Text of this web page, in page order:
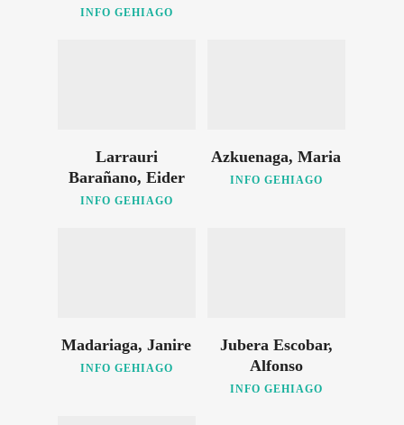
INFO GEHIAGO
Larrauri
Barañano, Eider
INFO GEHIAGO
Azkuenaga, Maria
INFO GEHIAGO
Madariaga, Janire
INFO GEHIAGO
Jubera Escobar,
Alfonso
INFO GEHIAGO